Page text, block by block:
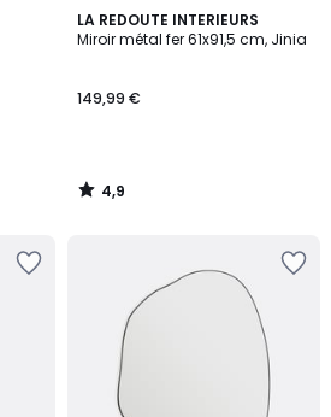
LA REDOUTE INTERIEURS
Miroir métal fer 61x91,5 cm, Jinia
149,99 €
4,9
/ 5
4,9
/